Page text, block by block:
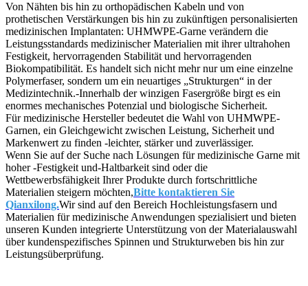
Von Nähten bis hin zu orthopädischen Kabeln und von
prothetischen Verstärkungen bis hin zu zukünftigen personalisierten
medizinischen Implantaten: UHMWPE-Garne verändern die
Leistungsstandards medizinischer Materialien mit ihrer ultrahohen
Festigkeit, hervorragenden Stabilität und hervorragenden
Biokompatibilität. Es handelt sich nicht mehr nur um eine einzelne
Polymerfaser, sondern um ein neuartiges „Strukturgen“ in der
Medizintechnik.-Innerhalb der winzigen Fasergröße birgt es ein
enormes mechanisches Potenzial und biologische Sicherheit.
Für medizinische Hersteller bedeutet die Wahl von UHMWPE-
Garnen, ein Gleichgewicht zwischen Leistung, Sicherheit und
Markenwert zu finden -leichter, stärker und zuverlässiger.
Wenn Sie auf der Suche nach Lösungen für medizinische Garne mit
hoher -Festigkeit und-Haltbarkeit sind oder die
Wettbewerbsfähigkeit Ihrer Produkte durch fortschrittliche
Materialien steigern möchten,Bitte kontaktieren Sie
Qianxilong.Wir sind auf den Bereich Hochleistungsfasern und
Materialien für medizinische Anwendungen spezialisiert und bieten
unseren Kunden integrierte Unterstützung von der Materialauswahl
über kundenspezifisches Spinnen und Strukturweben bis hin zur
Leistungsüberprüfung.